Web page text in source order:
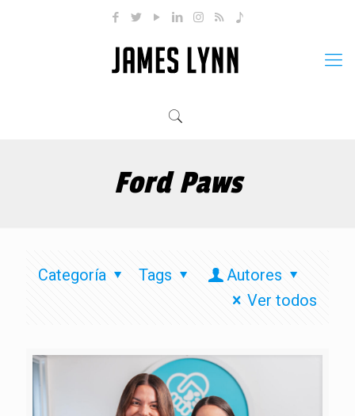
Ford Paws
Categoría Tags
Autores
Ver todos